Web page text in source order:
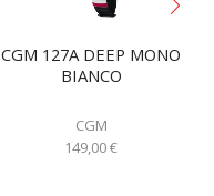
CGM 127A DEEP MONO
BIANCO
CGM
149,00€